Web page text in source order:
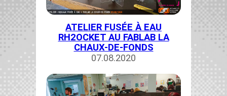
ATELIER FUSÉE À EAU
RH2OCKET AU FABLAB LA
CHAUX-DE-FONDS
07.08.2020